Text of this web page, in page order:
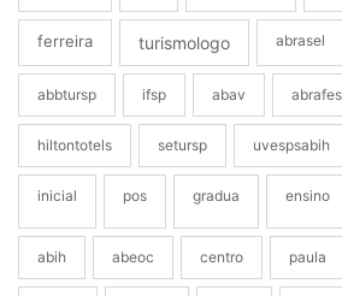
ferreira turismologo abrasel
abbtursp ifsp abav
hiltontotels setursp uvespsabih
inicial pos gradua ensino
abih abeoc centro paula